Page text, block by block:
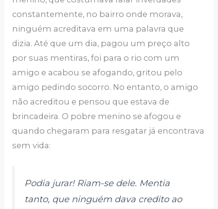
constantemente, no bairro onde morava,
ninguém acreditava em uma palavra que
dizia. Até que um dia, pagou um preço alto
por suas mentiras, foi para o rio com um
amigo e acabou se afogando, gritou pelo
amigo pedindo socorro. No entanto, o amigo
não acreditou e pensou que estava de
brincadeira. O pobre menino se afogou e
quando chegaram para resgatar já encontrava
sem vida:
Podia jurar! Riam-se dele. Mentia
tanto, que ninguém dava credito ao